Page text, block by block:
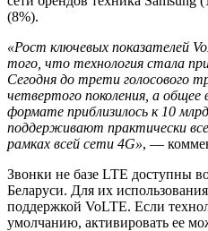
(8%).
«Рост ключевых показателей
того, что технология стала
Сегодня до трети голосового
четвертого поколения, а общее
формате приблизилось к 10
поддерживают практически
рамках всей сети 4G», —
Звонки не базе LTE доступны
Беларуси. Для их
поддержкой VoLTE. Если
умолчанию, активировать ее